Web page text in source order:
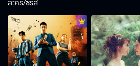
ละคร/ซีรีส์